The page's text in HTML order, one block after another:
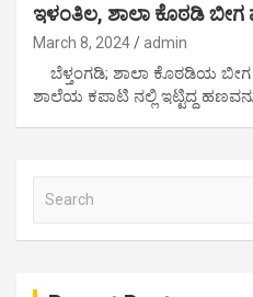
ಇಳಂತಿಲ, ಶಾಲಾ ಕೊಠಡಿ ಬೀಗ
March 8, 2024 admin
ಬೆಳ್ತಂಗಡಿ; ಶಾಲಾ ಕೊಠಡಿಯ ಬೀಗ
ಶಾಲೆಯ ಕಪಾಟಿ ನಲ್ಲಿ ಇಟ್ಟಿದ್ದ ಹಣವನ್ನು